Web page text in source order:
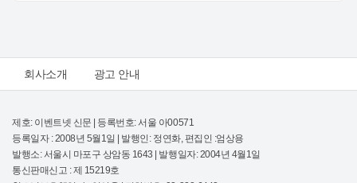
회사소개 광고 안내
제호: 이벤트넷 신문 | 등록번호: 서울 아00571
등록일자 : 2008년 5월1일 | 발행인: 정연화, 편집인 :엄상용
발행소: 서울시 마포구 상암동 1643 | 발행일자: 2004년 4월1일
통신판매신고 : 제 15219호